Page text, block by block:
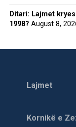
Ditari: Lajmet
1998? August 8,
Lajmet
Kornikë e